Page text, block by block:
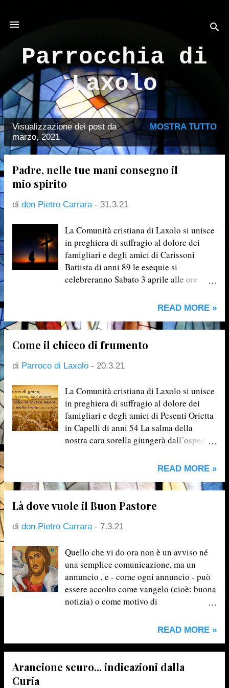
Parrocchia di
Laxolo
P
o
Visualizzazione dei post da
marzo, 2021
MOSTRA TUTTO
Padre, nelle tue mani consegno il
mio spirito
di don Pietro Carrara - 31.3.21
La Comunità cristiana di Laxolo si unisce
in preghiera di suffragio al dolore dei
famigliari e degli amici di Carissoni
Battista di anni 89 le esequie si
celebreranno Sabato 3 aprile alle ore
disposizioni del Protocollo Governo-CEI,
alla chiesa, ma accoglieremo
direttamente in chiesa la salma. Allo
stesso modo, non si svolgerà il corteo
finale dalla chiesa al Cimitero.
READ MORE »
Come il chicco di frumento
di Parroco di Laxolo - 20.3.21
La Comunità cristiana di Laxolo si unisce
in preghiera di suffragio al dolore dei
famigliari e degli amici di Pesenti Orietta
in Capelli di anni 54 La salma della
nostra cara sorella giungerà dall’ospedale
verso le ore 15.00 di lunedì 22 marzo alle
benedizione e la tumulazione della salma
READ MORE »
Là dove vuole il Buon Pastore
di don Pietro Carrara - 7.3.21
Quello che vi do ora non è un avviso né
una semplice comunicazione, ma un
annuncio , e - come ogni annuncio - può
essere accolto come vangelo (cioè: buona
notizia) o come motivo di
fede abbiamo: io spero che sia proprio la
cuore nell'ascoltarlo. Il Vescovo mi ha
chiesto – dal prossimo mese di settembre
– di terminare il mio incarico di Parroco a
READ MORE »
Arancione scuro... indicazioni dalla
Curia